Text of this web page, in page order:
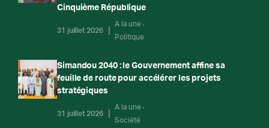
Cinquième République
31 juillet 2026
A la une
Politique
Simandou 2040 : le Gouvernement affine sa
feuille de route pour accélérer les projets
stratégiques
31 juillet 2026
A la une
Société